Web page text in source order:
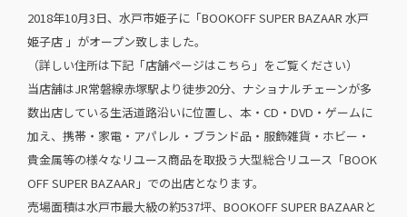
2018年10月3日、水戸市姫子に「BOOKOFF SUPER BAZAAR 水戸
姫子店 」がオープン致しました。
（詳しい住所は下記「店舗ページはこちら」をご覧ください）
当店舗はJR常磐線赤塚駅より徒歩20分、ナショナルチェーンが多
数出店している生活道路沿いに位置し、本・CD・DVD・ゲームに
加え、携帯・家電・アパレル・ブランド品・服飾雑貨・ホビー・
貴金属等の様々なリユース商品を取扱う大型総合リユース「BOOK
OFF SUPER BAZAAR」での出店となります。
売場面積は水戸市最大級の約537坪、BOOKOFF SUPER BAZAARと